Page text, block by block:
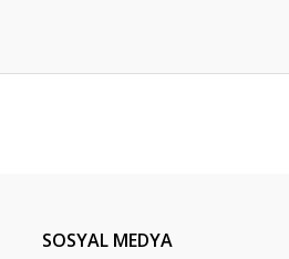
SOSYAL MEDYA